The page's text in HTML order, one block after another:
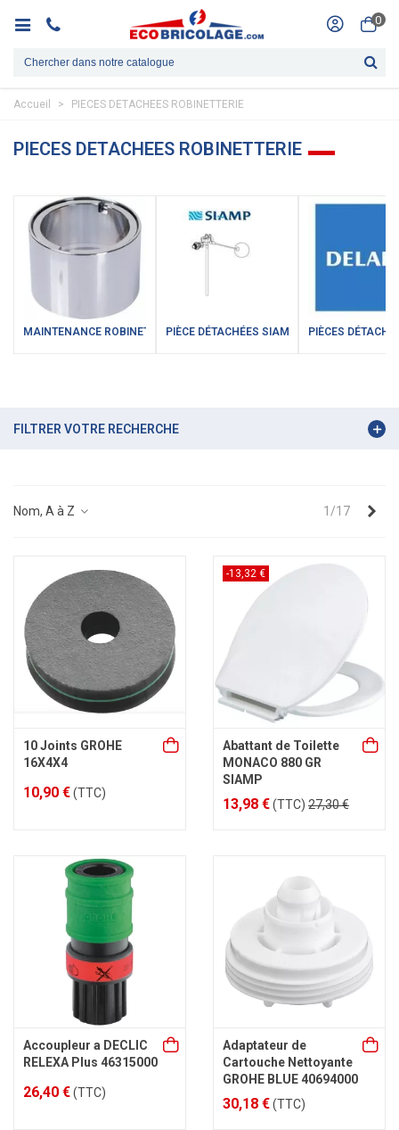
0
Accueil > PIECES DETACHEES ROBINETTERIE
PIECES DETACHEES ROBINETTERIE
MAINTENANCE ROBINETTERIEPIÈCE DÉTACHÉES SIAMP PIÈCES
FILTRER VOTRE RECHERCHE
Nom, A à Z 1/17
10 Joints GROHE
16X4X4
10,90 €(TTC)
-13,32 €
Abattant de Toilette
MONACO 880 GR
SIAMP
13,98 €(TTC) 27,30 €
Accoupleur a DECLIC
RELEXA Plus 46315000
26,40 €(TTC)
Adaptateur de
Cartouche Nettoyante
GROHE BLUE 40694000
30,18 €(TTC)